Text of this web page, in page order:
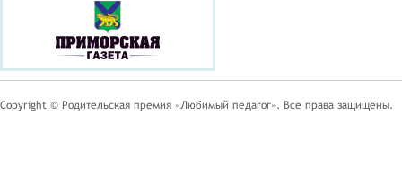
Copyright © Родительская премия «Любимый педагог». Все права защищены.